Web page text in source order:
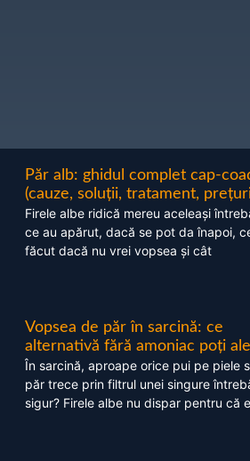
Păr alb: ghidul complet cap-
(cauze, soluții, tratament,
Firele albe ridică mereu aceleași
ce au apărut, dacă se pot da înapoi,
făcut dacă nu vrei vopsea și cât
Vopsea de păr în sarcină: ce
alternativă fără amoniac poți
În sarcină, aproape orice pui pe piele
păr trece prin filtrul unei singure
sigur? Firele albe nu dispar pentru că